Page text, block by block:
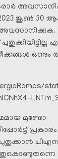
ജൂൺ 30
ഒന്നും
മുണ്ടോ